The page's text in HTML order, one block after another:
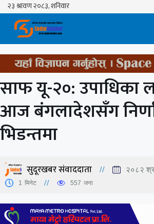
Skip
content
साफ यू-२०: उपाधिका
आज बंगलादेशसँग
भिडन्तमा
सुदूरखबर संवाददाता २०८२
1 मिनेट 557 जना